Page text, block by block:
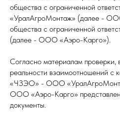
общества с ограниченной
«УралАгроМонтаж» (далее -
общества с ограниченной
(далее - ООО «Аэро-Карго»).
Согласно материалам проверки,
реальности взаимоотношений
«ЧЗЭО» - ООО
ООО «Аэро-Карго»
документы.